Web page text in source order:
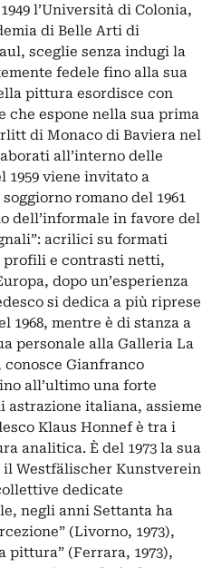
l’Università di Colonia,
di Belle Arti di
sceglie senza indugi la
fedele fino alla sua
pittura esordisce con
espone nella sua prima
di Monaco di Baviera nel
all’interno delle
1959 viene invitato a
romano del 1961
dell’informale in favore del
acrilici su formati
profili e contrasti netti,
dopo un’esperienza
si dedica a più riprese
1968, mentre è di stanza a
personale alla Galleria La
conosce Gianfranco
all’ultimo una forte
astrazione italiana, assieme
Klaus Honnef è tra i
analitica. È del 1973 la sua
Westfälischer Kunstverein
dedicate
negli anni Settanta ha
(Livorno, 1973),
pittura” (Ferrara, 1973),